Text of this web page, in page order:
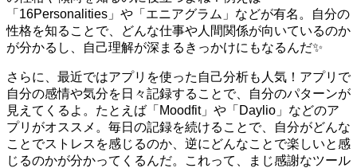
「16Personalities」や「エニアグラム」などが有名。自分の
性格を知ることで、どんな仕事や人間関係が向いているのか
が分かるし、自己理解が深まるきっかけにもなるんだ✨
さらに、最近ではアプリを使った自己分析も人気！アプリで
自分の感情や気分を日々記録することで、自分のパターンが
見えてくるよ。たとえば「Moodfit」や「Daylio」などのア
プリがオススメ。毎日の記録を続けることで、自分がどんな
ことでストレスを感じるのか、逆にどんなことで楽しいと感
じるのかが分かってくるんだ。これって、まじ感謝なツール